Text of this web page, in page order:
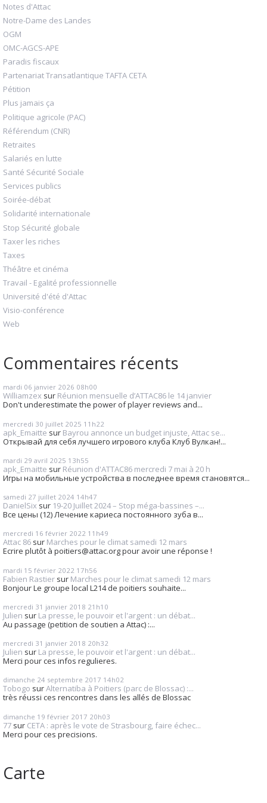
Notes d'Attac
Notre-Dame des Landes
OGM
OMC-AGCS-APE
Paradis fiscaux
Partenariat Transatlantique TAFTA CETA
Pétition
Plus jamais ça
Politique agricole (PAC)
Référendum (CNR)
Retraites
Salariés en lutte
Santé Sécurité Sociale
Services publics
Soirée-débat
Solidarité internationale
Stop Sécurité globale
Taxer les riches
Taxes
Théâtre et cinéma
Travail - Egalité professionnelle
Université d'été d'Attac
Visio-conférence
Web
Commentaires récents
mardi 06 janvier 2026 08h00
Williamzex sur Réunion mensuelle d’ATTAC86 le 14 janvier
Don't underestimate the power of player reviews and...
mercredi 30 juillet 2025 11h22
apk_Emaitte sur Bayrou annonce un budget injuste, Attac se...
Открывай для себя лучшего игрового клуба Клуб Вулкан!...
mardi 29 avril 2025 13h55
apk_Emaitte sur Réunion d'ATTAC86 mercredi 7 mai à 20 h
Игры на мобильные устройства в последнее время становятся...
samedi 27 juillet 2024 14h47
DanielSix sur 19-20 Juillet 2024 – Stop méga-bassines –...
Все цены (12) Лечение кариеса постоянного зуба в...
mercredi 16 février 2022 11h49
Attac 86 sur Marches pour le climat samedi 12 mars
Ecrire plutôt à poitiers@attac.org pour avoir une réponse !
mardi 15 février 2022 17h56
Fabien Rastier sur Marches pour le climat samedi 12 mars
Bonjour Le groupe local L214 de poitiers souhaite...
mercredi 31 janvier 2018 21h10
Julien sur La presse, le pouvoir et l'argent : un débat...
Au passage (petition de soutien a Attac) :...
mercredi 31 janvier 2018 20h32
Julien sur La presse, le pouvoir et l'argent : un débat...
Merci pour ces infos regulieres.
dimanche 24 septembre 2017 14h02
Tobogo surAlternatiba à Poitiers (parc de Blossac) :...
très réussi ces rencontres dans les allés de Blossac
dimanche 19 février 2017 20h03
77 sur CETA : après le vote de Strasbourg, faire échec...
Merci pour ces precisions.
Carte